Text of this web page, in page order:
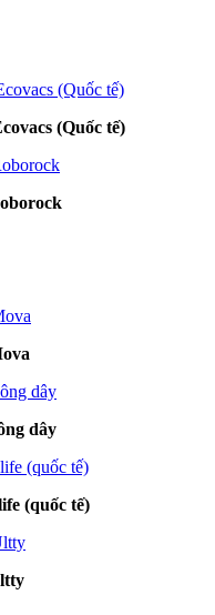
(Quốc tế)
dây
(quốc tế)